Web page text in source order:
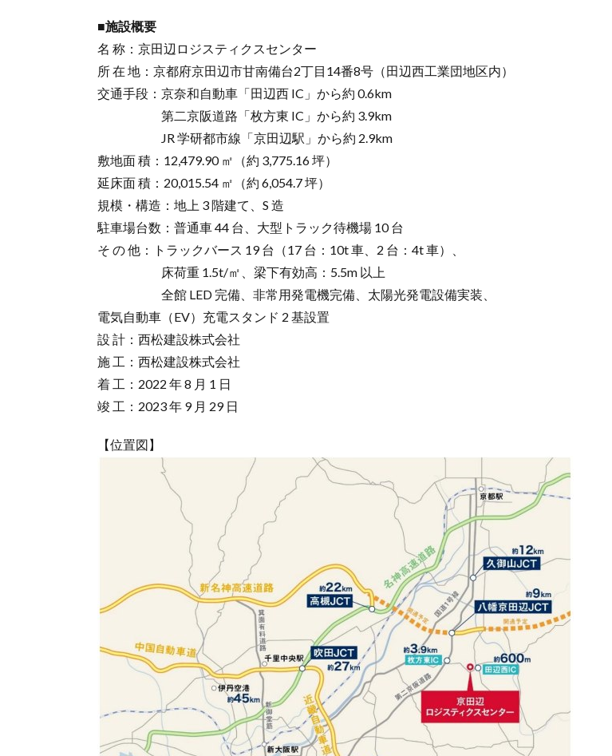
■施設概要
名 称：京田辺ロジスティクスセンター
所 在 地：京都府京田辺市甘南備台2丁目14番8号（田辺西工業団地区内）
交通手段：京奈和自動車「田辺西 IC」から約 0.6km
第二京阪道路「枚方東 IC」から約 3.9km
JR 学研都市線「京田辺駅」から約 2.9km
敷地面 積：12,479.90 ㎡（約 3,775.16 坪）
延床面 積：20,015.54 ㎡（約 6,054.7 坪）
規模・構造：地上 3 階建て、S 造
駐車場台数：普通車 44 台、大型トラック待機場 10 台
そ の 他：トラックバース 19 台（17 台：10t 車、2 台：4t 車）、
床荷重 1.5t/㎡、梁下有効高：5.5m 以上
全館 LED 完備、非常用発電機完備、太陽光発電設備実装、
電気自動車（EV）充電スタンド 2 基設置
設 計：西松建設株式会社
施 工：西松建設株式会社
着 工：2022 年 8 月 1 日
竣 工：2023 年 9 月 29 日
【位置図】